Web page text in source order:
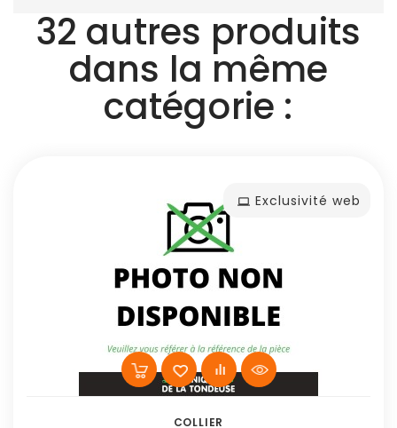
32 autres produits
dans la même
catégorie :
Exclusivité web
COLLIER